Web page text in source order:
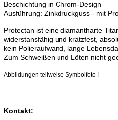
Beschichtung in Chrom-Design
Ausführung: Zinkdruckguss - mit
Protectan ist eine diamantharte
widerstansfähig und kratzfest,
kein Polieraufwand, lange
Zum Schweißen und Löten nicht
Abbildungen teilweise Symbolfoto !
Kontakt: